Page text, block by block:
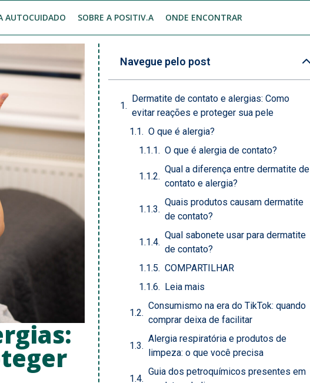
AUTOCUIDADO SOBRE A POSITIV.A ONDE ENCONTRAR
Navegue pelo post
Dermatite de contato e alergias: Como
evitar reações e proteger sua pele
O que é alergia?
O que é alergia de contato?
Qual a diferença entre dermatite de
contato e alergia?
Quais produtos causam dermatite
de contato?
Qual sabonete usar para dermatite
de contato?
COMPARTILHAR
Leia mais
Consumismo na era do TikTok: quando
comprar deixa de facilitar
Alergia respiratória e produtos de
limpeza: o que você precisa
Guia dos petroquímicos presentes em